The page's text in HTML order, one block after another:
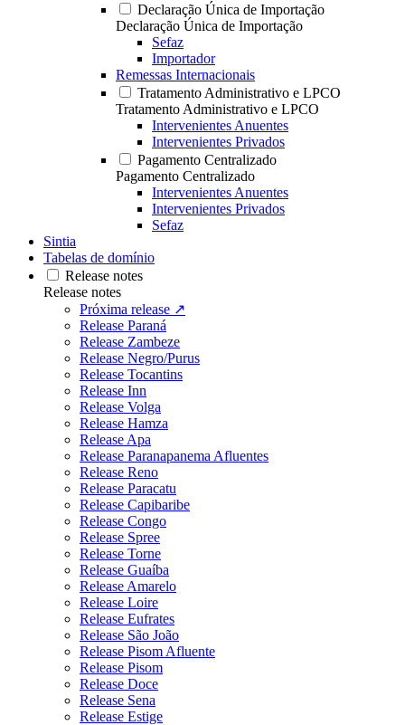
Declaração Única de Importação
Declaração Única de Importação
Sefaz
Importador
Remessas Internacionais
Tratamento Administrativo e LPCO
Tratamento Administrativo e LPCO
Intervenientes Anuentes
Intervenientes Privados
Pagamento Centralizado
Pagamento Centralizado
Intervenientes Anuentes
Intervenientes Privados
Sefaz
Sintia
Tabelas de domínio
Release notes
Release notes
Próxima release ↗
Release Paraná
Release Zambeze
Release Negro/Purus
Release Tocantins
Release Inn
Release Volga
Release Hamza
Release Apa
Release Paranapanema Afluentes
Release Reno
Release Paracatu
Release Capibaribe
Release Congo
Release Spree
Release Torne
Release Guaíba
Release Amarelo
Release Loire
Release Eufrates
Release São João
Release Pisom Afluente
Release Pisom
Release Doce
Release Sena
Release Estige